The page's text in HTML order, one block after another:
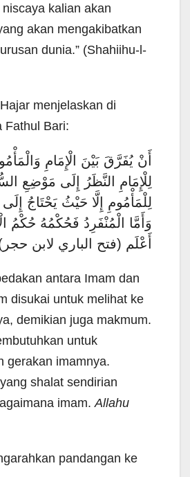
kalian akan
akan mengakibatkan
dunia.” (Shahiihu-l-
menjelaskan di
Fathul Bari:
أَنْ يُفَرَّقَ بَيْنَ الْإِمَامِ
لِلْإِمَامِ النَّظَرُ إِلَى مَوْضِعِ
لِلْمَأْمُومِ إِلَّا حَيْثُ يَحْتَاجُ
وَأَمَّا الْمُنْفَرِدُ فَحُكْمُهُ حُكْمُ
أَعْلَم (فتح الباري لابن
antara Imam dan
disukai untuk melihat ke
demikian juga makmum.
untuk
gerakan imamnya.
shalat sendirian
imam.Allahu
pandangan ke